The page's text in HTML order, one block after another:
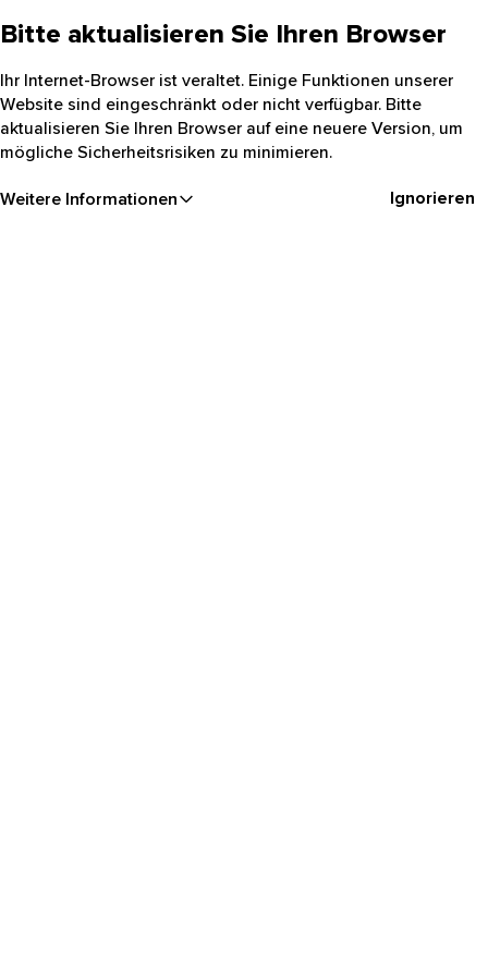
Bitte aktualisieren Sie Ihren Browser
Ihr Internet-Browser ist veraltet. Einige Funktionen unserer
Website sind eingeschränkt oder nicht verfügbar. Bitte
aktualisieren Sie Ihren Browser auf eine neuere Version, um
mögliche Sicherheitsrisiken zu minimieren.
Weitere Informationen Ignorieren